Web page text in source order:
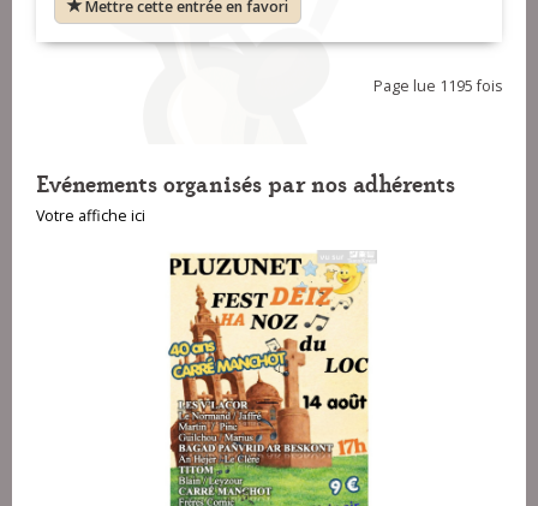
Mettre cette entrée en favori
Page lue 1195 fois
Evénements organisés par nos adhérents
Votre affiche ici